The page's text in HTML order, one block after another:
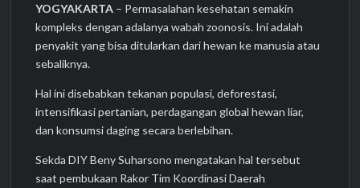
YOGYAKARTA – Permasalahan kesehatan semakin
kompleks dengan adalanya wabah zoonosis. Ini adalah
penyakit yang bisa ditularkan dari hewan ke manusia atau
sebaliknya.
Hal ini disebabkan tekanan populasi, deforestasi,
intensifikasi pertanian, perdagangan global hewan liar,
dan konsumsi daging secara berlebihan.
Sekda DIY Beny Suharsono mengatakan hal tersebut
saat pembukaan Rakor Tim Koordinasi Daerah